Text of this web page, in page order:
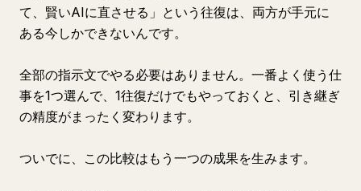
て、賢いAIに直させる」という往復は、両方が手元に
ある今しかできないんです。
全部の指示文でやる必要はありません。一番よく使う仕
事を1つ選んで、1往復だけでもやっておくと、引き継ぎ
の精度がまったく変わります。
ついでに、この比較はもう一つの成果を生みます。